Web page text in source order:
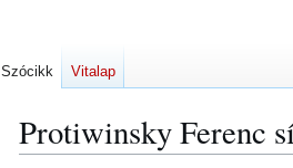
Protiwinsky Ferenc
Szócikk Vitalap